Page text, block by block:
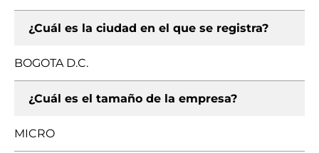
¿Cuál es la ciudad en el que se registra?
BOGOTA D.C.
¿Cuál es el tamaño de la empresa?
MICRO